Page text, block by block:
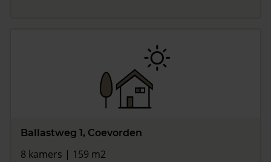
Ballastweg 1, Coevorden
8 kamers | 159 m2